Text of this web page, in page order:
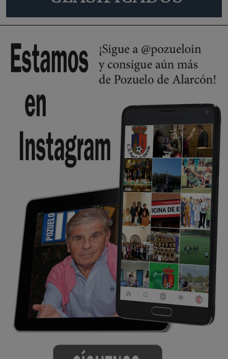
A ver si llega alguno que de verdad le importe la seguridad de Pozuelo
Pozuelo de Alarcón
Wayne Rooney era el comisario de pozuelo?
Pozuelo de Alarcón
🔴 EXCLUSIVA | El comisario de la …